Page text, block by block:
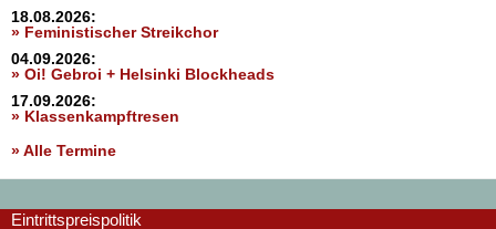
18.08.2026:
» Feministischer Streikchor
04.09.2026:
» Oi! Gebroi + Helsinki Blockheads
17.09.2026:
» Klassenkampftresen
» Alle Termine
Eintrittspreispolitik